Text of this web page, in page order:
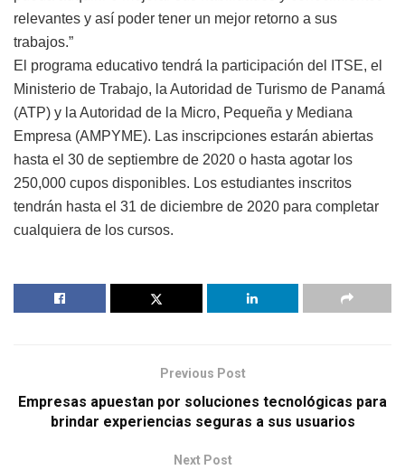
relevantes y así poder tener un mejor retorno a sus
trabajos.”
El programa educativo tendrá la participación del ITSE, el
Ministerio de Trabajo, la Autoridad de Turismo de Panamá
(ATP) y la Autoridad de la Micro, Pequeña y Mediana
Empresa (AMPYME). Las inscripciones estarán abiertas
hasta el 30 de septiembre de 2020 o hasta agotar los
250,000 cupos disponibles. Los estudiantes inscritos
tendrán hasta el 31 de diciembre de 2020 para completar
cualquiera de los cursos.
Previous Post
Empresas apuestan por soluciones tecnológicas para
brindar experiencias seguras a sus usuarios
Next Post